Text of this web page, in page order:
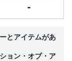
-
とアイテムがあ
ョン・オブ・ア